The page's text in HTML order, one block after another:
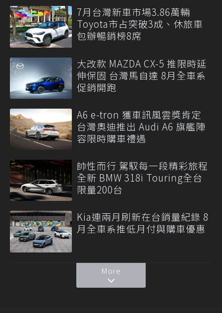
7月台灣新車市場3.86萬輛
Toyota市占突破3成、休旅車
包辦暢銷榜8席
大改款 MAZDA CX-5 推限時延
伸保固 台灣馬自達 8月全車系
促銷開跑
A6 e-tron 獲車訊風雲獎肯定
台灣奧迪推出 Audi A6 旗艦陣
容限時購車禮遇
帥性而行 駕馭每一段精彩旅程
全新 BMW 318i Touring全台
限量200台
Kia連兩月刷新在台銷量紀錄 8
月全車系推低月付與購車優惠
More